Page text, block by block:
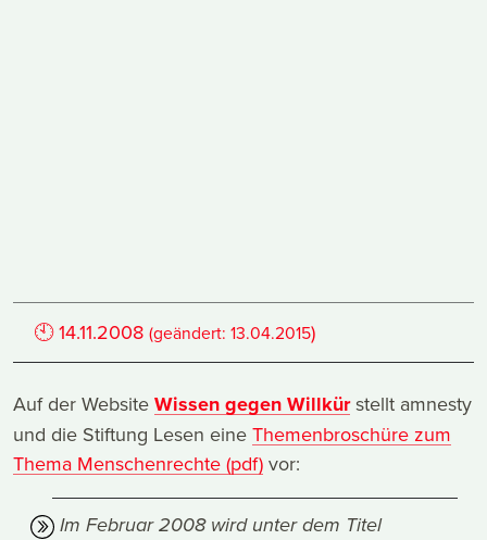
🕙14.11.2008 (geändert:13.04.2015)
Auf der Website Wissen gegen Willkürstellt amnesty
und die Stiftung Lesen eine Themenbroschüre zum
Thema Menschenrechte (pdf) vor:
Im Februar 2008 wird unter dem Titel